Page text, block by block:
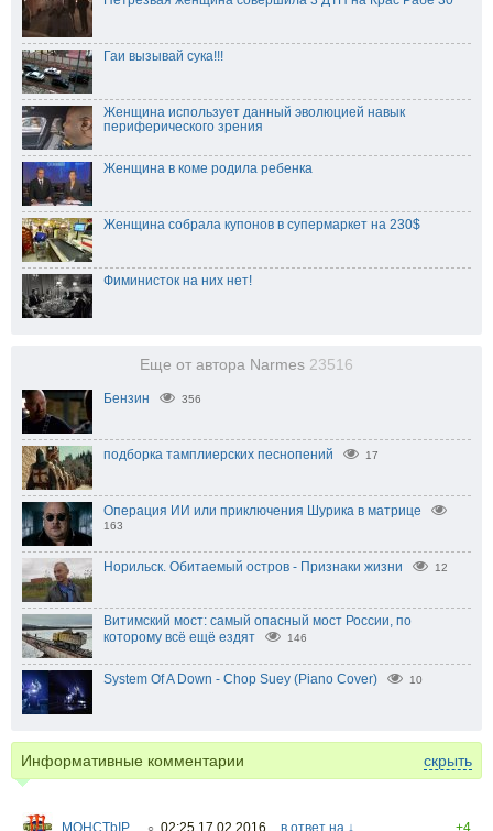
Гаи вызывай сука!!!
Женщина использует данный эволюцией навык
периферического зрения
Женщина в коме родила ребенка
Женщина собрала купонов в супермаркет на 230$
Фиминисток на них нет!
Еще от автора Narmes 23516
Бензин 356
подборка тамплиерских песнопений 17
Операция ИИ или приключения Шурика в матрице
163
Норильск. Обитаемый остров - Признаки жизни 12
Витимский мост: самый опасный мост России, по
которому всё ещё ездят
146
System Of A Down - Chop Suey (Piano Cover) 10
Информативные комментарии скрыть